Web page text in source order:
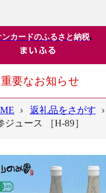
ンカードのふるさと納税
重要なお知らせ
返礼品をさがす
ジュース ［H-89］